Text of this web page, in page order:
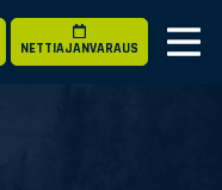
NETTIAJANVARAUS